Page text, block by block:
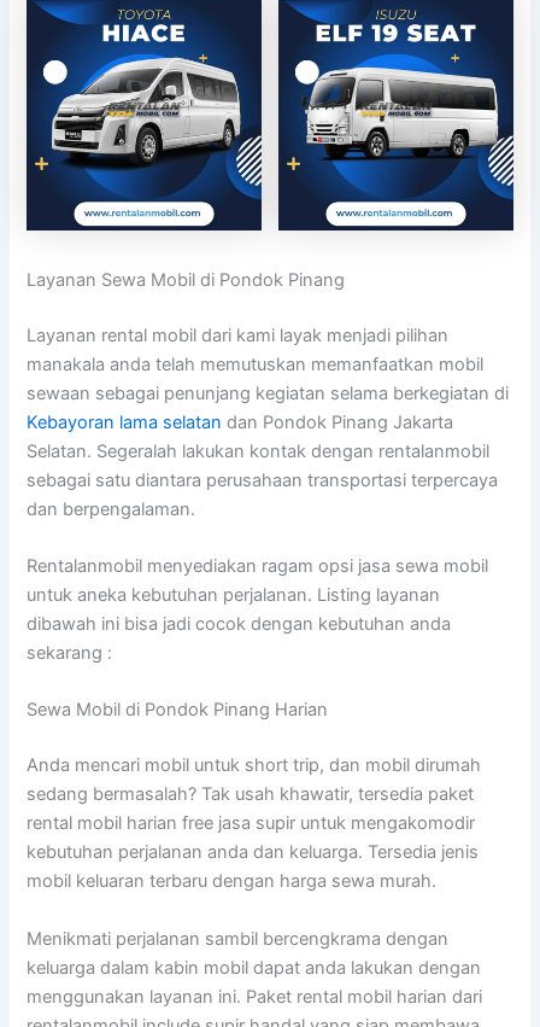
Layanan Sewa Mobil di Pondok Pinang
Layanan rental mobil dari kami layak menjadi pilihan
manakala anda telah memutuskan memanfaatkan mobil
sewaan sebagai penunjang kegiatan selama berkegiatan di
Kebayoran lama selatan dan Pondok Pinang Jakarta
Selatan. Segeralah lakukan kontak dengan rentalanmobil
sebagai satu diantara perusahaan transportasi terpercaya
dan berpengalaman.
Rentalanmobil menyediakan ragam opsi jasa sewa mobil
untuk aneka kebutuhan perjalanan. Listing layanan
dibawah ini bisa jadi cocok dengan kebutuhan anda
sekarang :
Sewa Mobil di Pondok Pinang Harian
Anda mencari mobil untuk short trip, dan mobil dirumah
sedang bermasalah? Tak usah khawatir, tersedia paket
rental mobil harian free jasa supir untuk mengakomodir
kebutuhan perjalanan anda dan keluarga. Tersedia jenis
mobil keluaran terbaru dengan harga sewa murah.
Menikmati perjalanan sambil bercengkrama dengan
keluarga dalam kabin mobil dapat anda lakukan dengan
menggunakan layanan ini. Paket rental mobil harian dari